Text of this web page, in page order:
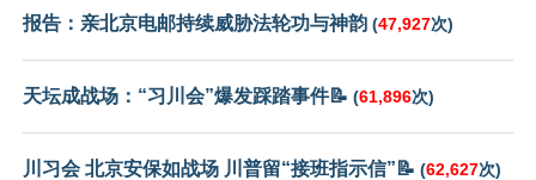
报告：亲北京电邮持续威胁法轮功与神韵 (47,927次)
天坛成战场：“习川会”爆发踩踏事件📝 (61,896次)
川习会 北京安保如战场 川普留“接班指示信”📝 (62,627次)